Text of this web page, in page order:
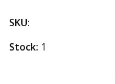
SKU:
Stock: 1